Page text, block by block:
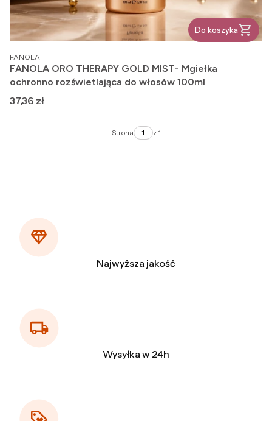
Do koszyka
PRODUCENT
FANOLA
FANOLA ORO THERAPY GOLD MIST- Mgiełka
ochronno rozświetlająca do włosów 100ml
Cena
37,36 zł
Strona z 1
Najwyższa jakość
Wysyłka w 24h